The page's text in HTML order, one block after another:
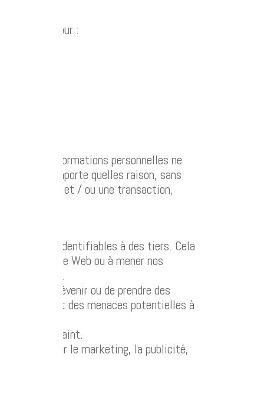
utilisées pour :
Vos informations personnelles ne
pour n’importe quelles raison, sans
demande et / ou une transaction,
identifiables à des tiers. Cela
notre site Web ou à mener nos
de prévenir ou de prendre des
impliquant des menaces potentielles à
nous y contraint.
parties pour le marketing, la publicité,